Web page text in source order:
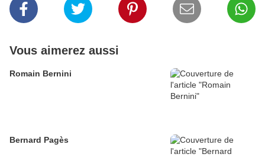
Vous aimerez aussi
Romain Bernini
Bernard Pagès